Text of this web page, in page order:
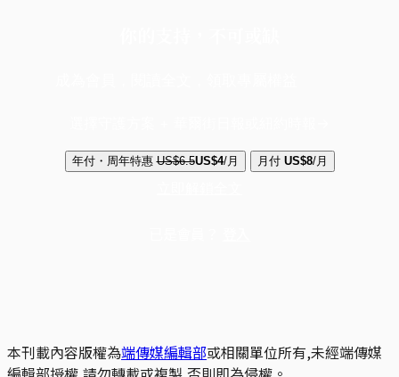
年付・周年特惠 US$6.5US$4/月 月付 US$8/月
本刊載內容版權為端傳媒編輯部或相關單位所有,未經端傳媒